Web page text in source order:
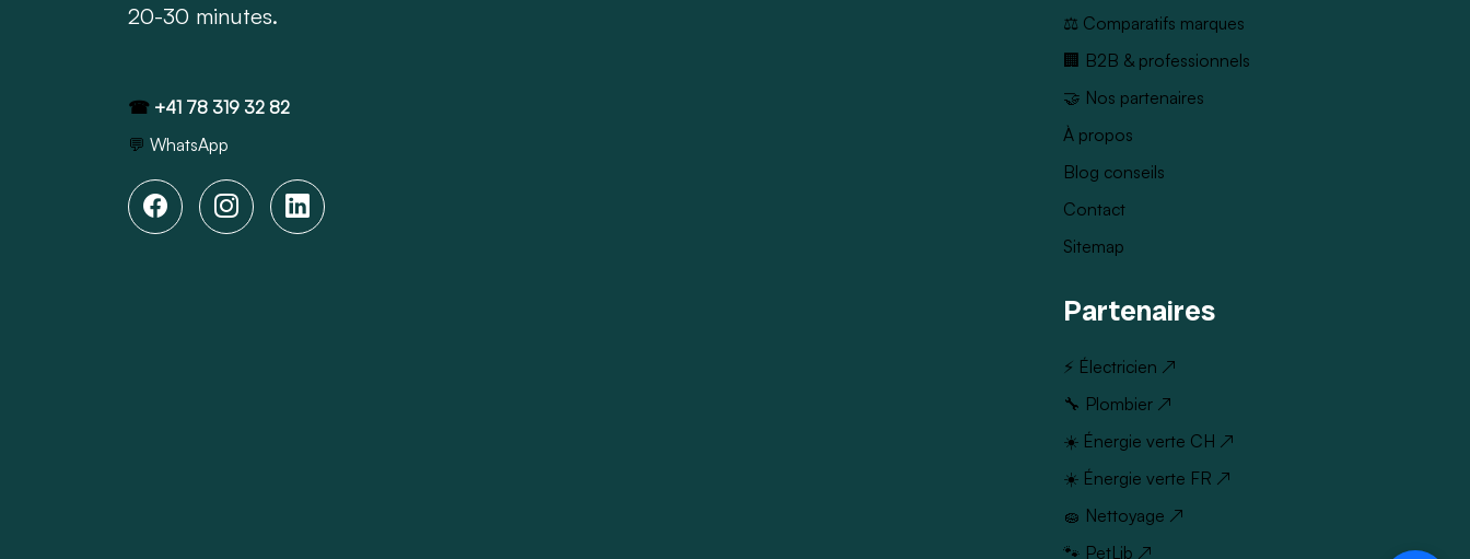
20-30 minutes.
☎ +41 78 319 32 82
💬 WhatsApp
⚖️ Comparatifs marques
🏢 B2B & professionnels
🤝 Nos partenaires
À propos
Blog conseils
Contact
Sitemap
Partenaires
⚡ Électricien ↗
🔧 Plombier ↗
☀️ Énergie verte CH ↗
☀️ Énergie verte FR ↗
🧽 Nettoyage ↗
🐾 PetLib ↗